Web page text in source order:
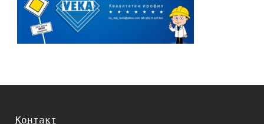
Контакт